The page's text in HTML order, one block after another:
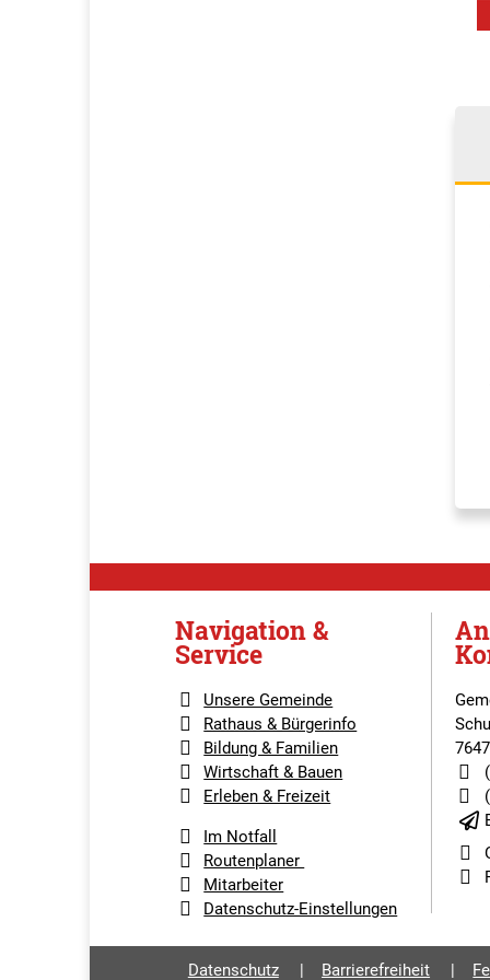
Navigation &
Service
Unsere Gemeinde
Rathaus & Bürgerinfo
Bildung & Familien
Wirtschaft & Bauen
Erleben & Freizeit
Im Notfall
Routenplaner
Mitarbeiter
Datenschutz-Einstellungen
Datenschutz Barrierefreiheit